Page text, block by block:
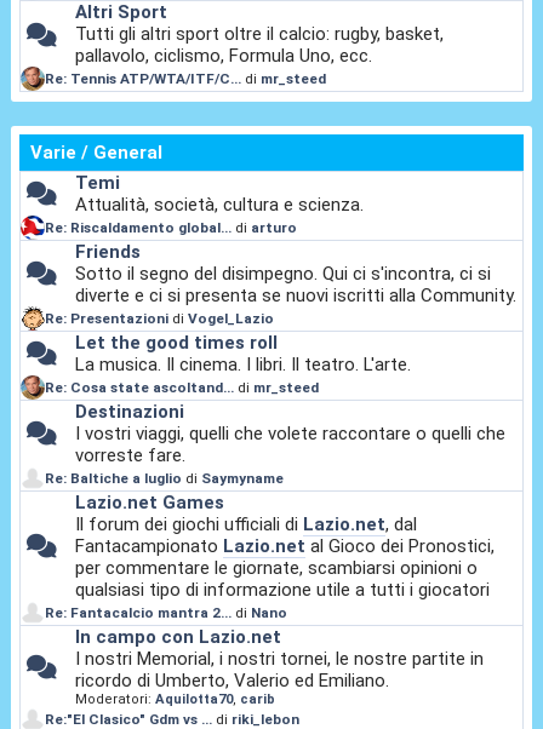
Altri Sport
Tutti gli altri sport oltre il calcio: rugby, basket,
pallavolo, ciclismo, Formula Uno, ecc.
Re: Tennis ATP/WTA/ITF/C... di mr_steed
Varie / General
Temi
Attualità, società, cultura e scienza.
Re: Riscaldamento global... di arturo
Friends
Sotto il segno del disimpegno. Qui ci s'incontra, ci si
diverte e ci si presenta se nuovi iscritti alla Community.
Re: Presentazioni diVogel_Lazio
Let the good times roll
La musica. Il cinema. I libri. Il teatro. L'arte.
Re: Cosa state ascoltand... di mr_steed
Destinazioni
I vostri viaggi, quelli che volete raccontare o quelli che
vorreste fare.
Re: Baltiche a luglio di Saymyname
Lazio.net Games
Il forum dei giochi ufficiali di Lazio.net, dal
Fantacampionato Lazio.net al Gioco dei Pronostici,
per commentare le giornate, scambiarsi opinioni o
qualsiasi tipo di informazione utile a tutti i giocatori
Re: Fantacalcio mantra 2... di Nano
In campo con Lazio.net
I nostri Memorial, i nostri tornei, le nostre partite in
ricordo di Umberto, Valerio ed Emiliano.
Moderatori:Aquilotta70, carib
Re:"El Clasico" Gdm vs ... di riki_lebon